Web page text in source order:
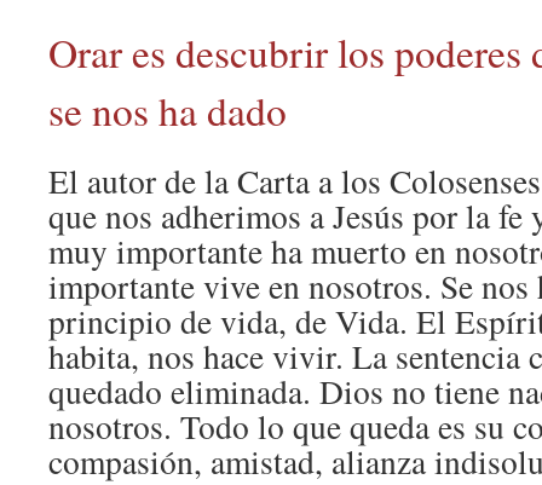
Orar es descubrir los
se nos ha dado
El autor de la Carta a los
que nos adherimos a Jesús por la
muy importante ha muerto en
importante vive en nosotros. Se nos
principio de vida, de Vida. El
habita, nos hace vivir. La sentencia
quedado eliminada. Dios no tiene
nosotros. Todo lo que queda es su
compasión, amistad, alianza